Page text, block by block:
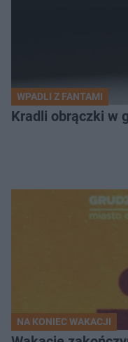
WPADLI Z FANTAMI
Kradli obrączki w
NA KONIEC WAKACJI